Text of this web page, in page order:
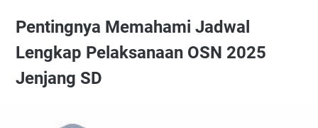
Pentingnya Memahami Jadwal
Lengkap Pelaksanaan OSN 2025
Jenjang SD